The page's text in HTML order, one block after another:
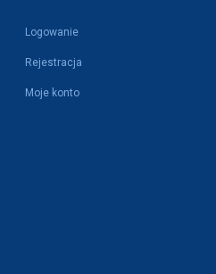
Logowanie
Rejestracja
Moje konto